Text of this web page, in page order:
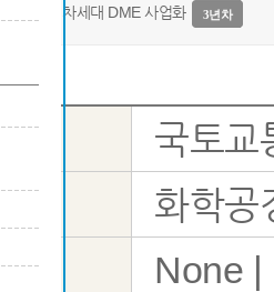
스 기반 차세대 DME 사업화 3년차
국토교
화학공
2순위 None |